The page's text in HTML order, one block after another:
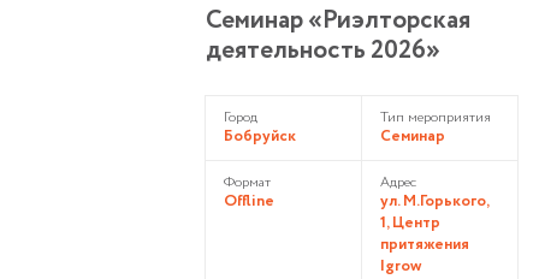
Семинар «Риэлторская
деятельность 2026»
Город
Бобруйск
Тип мероприятия
Семинар
Формат
Offline
Адрес
ул. М.Горького,
1, Центр
притяжения
Igrow